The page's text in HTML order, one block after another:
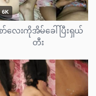
6K
ာ်လေးကိုအိမ်ခေါ်ပြီးရှယ်
တီး